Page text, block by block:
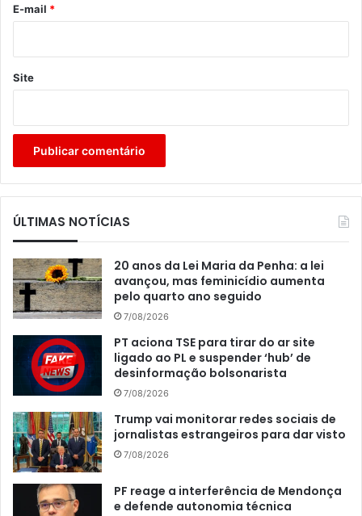
*
E-mail *
Site
ÚLTIMAS NOTÍCIAS
20 anos da Lei Maria da Penha: a lei
avançou, mas feminicídio aumenta
pelo quarto ano seguido
7/08/2026
PT aciona TSE para tirar do ar site
ligado ao PL e suspender ‘hub’ de
desinformação bolsonarista
7/08/2026
Trump vai monitorar redes sociais de
jornalistas estrangeiros para dar visto
7/08/2026
PF reage a interferência de Mendonça
e defende autonomia técnica